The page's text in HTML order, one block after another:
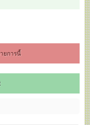
ยการนี้